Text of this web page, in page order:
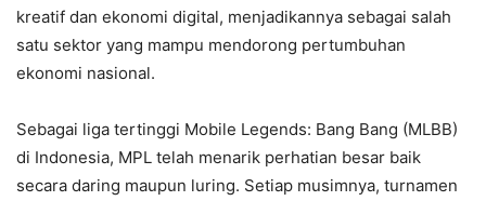
kreatif dan ekonomi digital, menjadikannya sebagai salah
satu sektor yang mampu mendorong pertumbuhan
ekonomi nasional.
Sebagai liga tertinggi Mobile Legends: Bang Bang (MLBB)
di Indonesia, MPL telah menarik perhatian besar baik
secara daring maupun luring. Setiap musimnya, turnamen